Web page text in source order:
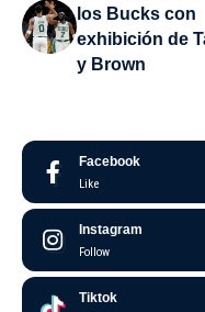
los Bucks con
exhibición de
y Brown
Facebook
Like
Instagram
Follow
Tiktok